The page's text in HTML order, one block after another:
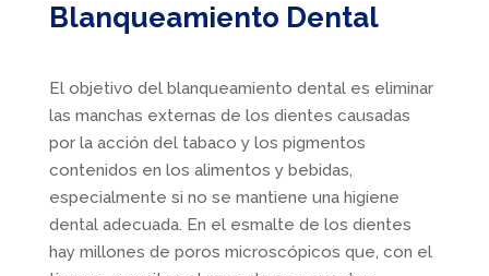
Blanqueamiento Dental
El objetivo del blanqueamiento dental es eliminar
las manchas externas de los dientes causadas
por la acción del tabaco y los pigmentos
contenidos en los alimentos y bebidas,
especialmente si no se mantiene una higiene
dental adecuada. En el esmalte de los dientes
hay millones de poros microscópicos que, con el